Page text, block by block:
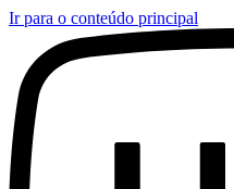
Ir para o conteúdo principal